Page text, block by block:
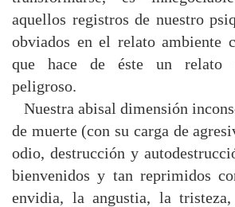
aquellos registros de nuestro
obviados en el relato ambiente
que hace de éste un relato
peligroso.
Nuestra abisal dimensión
de muerte (con su carga de
odio, destrucción y
bienvenidos y tan reprimidos
envidia, la angustia, la